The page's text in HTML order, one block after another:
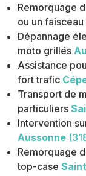
Remorquage
ou un
Dépannage
moto grillés
Assistance
fort trafic
Transport de
particuliers
Intervention
Aussonne
Remorquage
top-case